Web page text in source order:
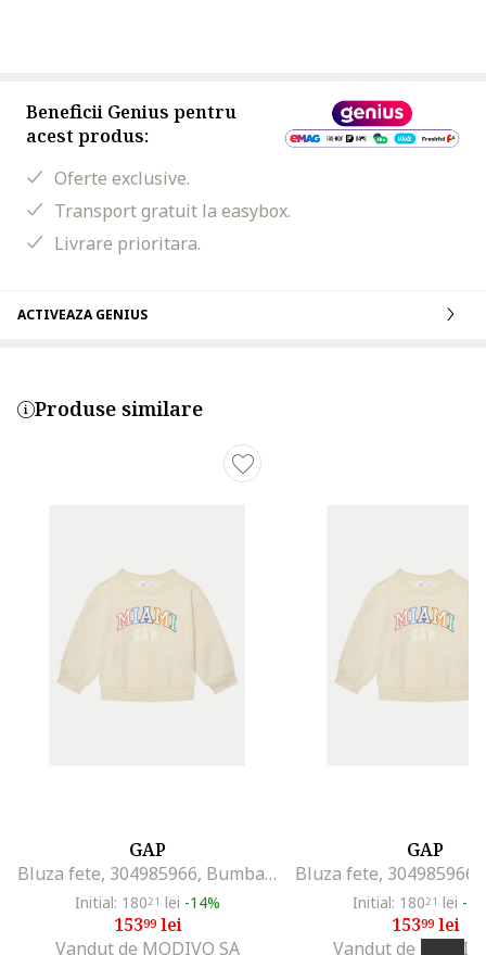
Beneficii Genius pentru
acest produs:
Oferte exclusive.
Transport gratuit la easybox.
Livrare prioritara.
ACTIVEAZA GENIUS
Produse similare
GAP
Bluza fete, 304985966, Bumbac/Poliester, 134 CM, Bej
Initial: 18021 lei -14%
15399lei
Vandut de MODIVO SA
GAP
Initial: 18021 lei -
15399lei
Vandut de